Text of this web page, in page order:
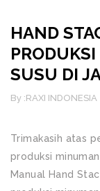
HAND
SUSU DI
By :RAXI INDONESIA
Trimakasih atas
produksi
Manual Hand